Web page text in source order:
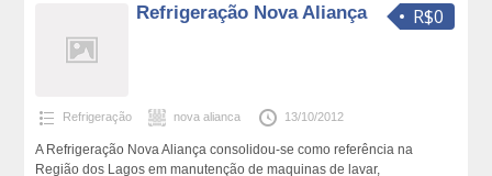
R$0
Refrigeração Nova Aliança
Refrigeração nova alianca 13/10/2012
A Refrigeração Nova Aliança consolidou-se como referência na
Região dos Lagos em manutenção de maquinas de lavar,